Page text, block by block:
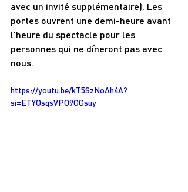
avec un invité supplémentaire). Les
portes ouvrent une demi-heure avant
l'heure du spectacle pour les
personnes qui ne dîneront pas avec
nous.
https://youtu.be/kT5SzNoAh4A?
si=ETYOsqsVPO9OGsuy